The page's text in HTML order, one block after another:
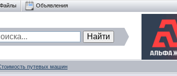
Файлы Объявления
путевых машин